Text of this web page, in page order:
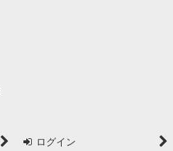
ログイン